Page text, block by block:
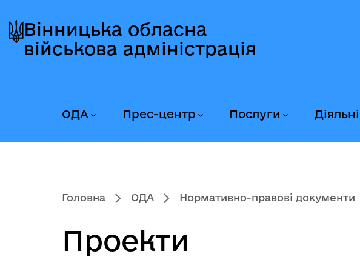
до
головного
до
головного
вмісту
до
головного
колонтитула
Вінницька обласна
військова адміністрація
ОДА Прес-центр Послуги
Головна ОДА Нормативно-правові документи
Проекти